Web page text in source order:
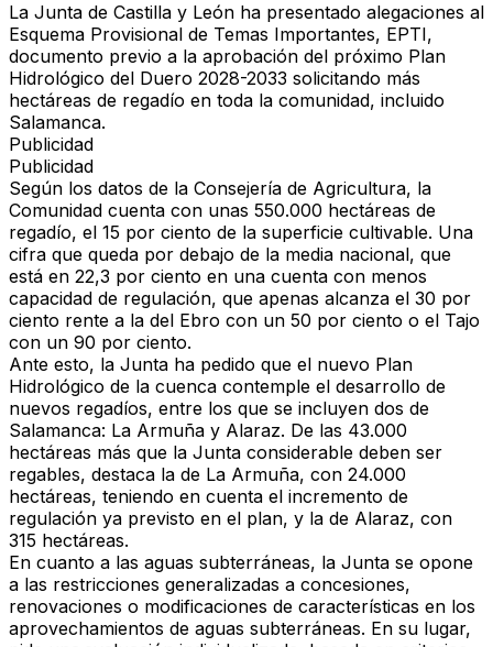
La Junta de Castilla y León ha presentado alegaciones al
Esquema Provisional de Temas Importantes, EPTI,
documento previo a la aprobación del próximo Plan
Hidrológico del Duero 2028-2033 solicitando más
hectáreas de regadío en toda la comunidad, incluido
Salamanca.
Publicidad
Publicidad
Según los datos de la Consejería de Agricultura, la
Comunidad cuenta con unas 550.000 hectáreas de
regadío, el 15 por ciento de la superficie cultivable. Una
cifra que queda por debajo de la media nacional, que
está en 22,3 por ciento en una cuenta con menos
capacidad de regulación, que apenas alcanza el 30 por
ciento rente a la del Ebro con un 50 por ciento o el Tajo
con un 90 por ciento.
Ante esto, la Junta ha pedido que el nuevo Plan
Hidrológico de la cuenca contemple el desarrollo de
nuevos regadíos, entre los que se incluyen dos de
Salamanca: La Armuña y Alaraz. De las 43.000
hectáreas más que la Junta considerable deben ser
regables, destaca la de La Armuña, con 24.000
hectáreas, teniendo en cuenta el incremento de
regulación ya previsto en el plan, y la de Alaraz, con
315 hectáreas.
En cuanto a las aguas subterráneas, la Junta se opone
a las restricciones generalizadas a concesiones,
renovaciones o modificaciones de características en los
aprovechamientos de aguas subterráneas. En su lugar,